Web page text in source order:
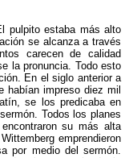
pulpito estaba más alto
se alcanza a través
carecen de calidad
la pronuncia. Todo esto
En el siglo anterior a
habían impreso diez mil
se los predicaba en
Todos los planes
su más alta
emprendieron
por medio del sermón.